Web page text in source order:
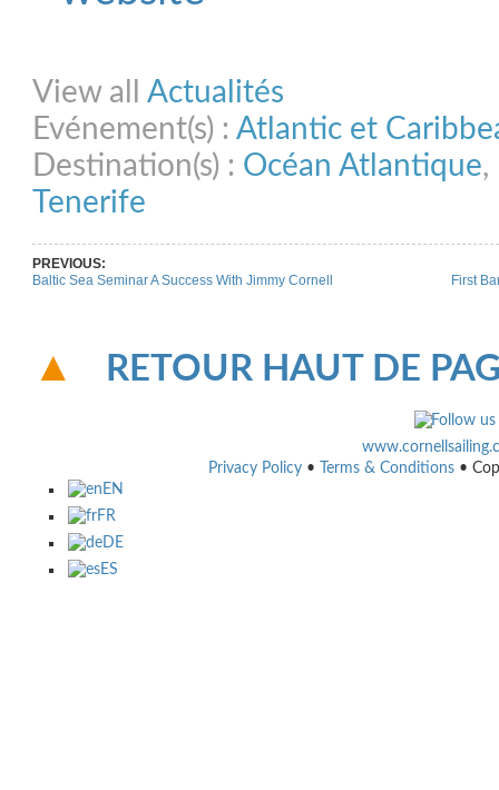
View all Actualités
Evénement(s) : Atlantic et
Destination(s) : Océan Atlantique,
Tenerife
PREVIOUS:
Baltic Sea Seminar A Success With Jimmy Cornell
First
RETOUR HAUT DE
Privacy Policy • Terms & Conditions •
EN
FR
DE
ES